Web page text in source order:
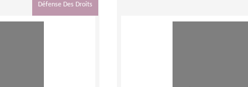
Défense Des Droits